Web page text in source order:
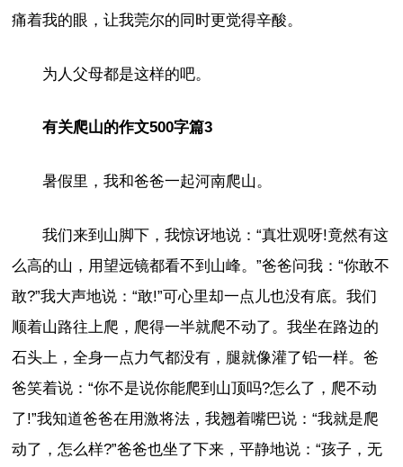
痛着我的眼，让我莞尔的同时更觉得辛酸。
为人父母都是这样的吧。
有关爬山的作文500字篇3
暑假里，我和爸爸一起河南爬山。
我们来到山脚下，我惊讶地说：“真壮观呀!竟然有这
么高的山，用望远镜都看不到山峰。”爸爸问我：“你敢不
敢?”我大声地说：“敢!”可心里却一点儿也没有底。我们
顺着山路往上爬，爬得一半就爬不动了。我坐在路边的
石头上，全身一点力气都没有，腿就像灌了铅一样。爸
爸笑着说：“你不是说你能爬到山顶吗?怎么了，爬不动
了!”我知道爸爸在用激将法，我翘着嘴巴说：“我就是爬
动了，怎么样?”爸爸也坐了下来，平静地说：“孩子，无